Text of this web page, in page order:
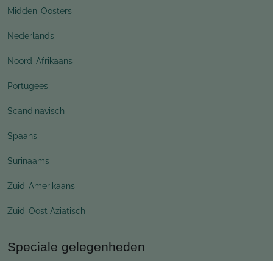
Midden-Oosters
Nederlands
Noord-Afrikaans
Portugees
Scandinavisch
Spaans
Surinaams
Zuid-Amerikaans
Zuid-Oost Aziatisch
Speciale gelegenheden